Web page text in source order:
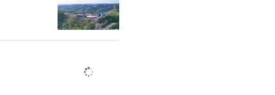
滨区辖内84户
企面对面交
助力科创企